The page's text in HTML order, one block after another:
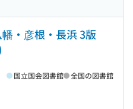
・彦根・長浜 3版
国立国会図書館 全国の図書館